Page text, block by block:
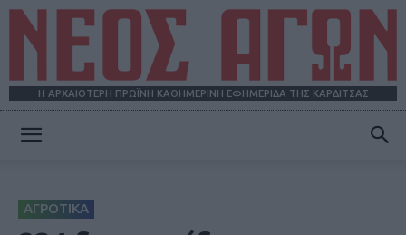
Η ΑΡΧΑΙΟΤΕΡΗ ΠΡΩΪΝΗ ΚΑΘΗΜΕΡΙΝΗ ΕΦΗΜΕΡΙΔΑ ΤΗΣ ΚΑΡΔΙΤΣΑΣ
ΑΓΡΟΤΙΚΑ